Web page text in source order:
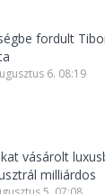
fordult
6. 08:19
vásárolt
milliárdos